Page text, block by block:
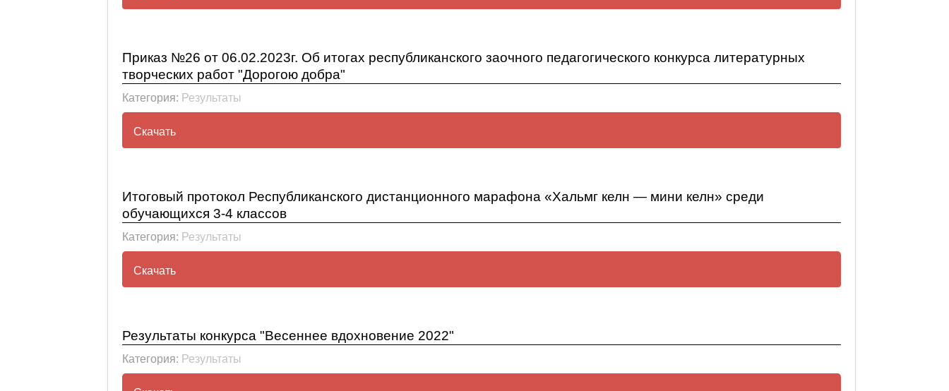
классов
Приказ №26 от 06.02.2023г. Об итогах республиканского заочного педагогического конкурса литературных
творческих работ "Дорогою добра"
Категория: Результаты
Скачать
работ "Дорогою добра"
Итоговый протокол Республиканского дистанционного марафона «Хальмг келн — мини келн» среди
обучающихся 3-4 классов
Категория: Результаты
Скачать
Результаты конкурса "Весеннее вдохновение 2022"
Категория: Результаты